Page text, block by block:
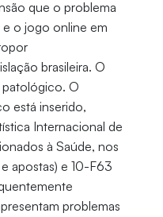
que o problema
o jogo online em
brasileira. O
O
está inserido,
Internacional de
à Saúde, nos
apostas) e 10-F63
problemas